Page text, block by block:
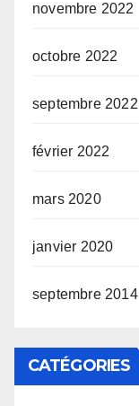
novembre 2022
octobre 2022
septembre 2022
février 2022
mars 2020
janvier 2020
septembre 2014
CATÉGORIES